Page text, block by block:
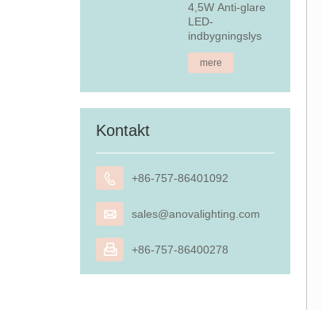
4,5W Anti-glare
LED-
indbygningslys
mere
Kontakt
 +86-757-86401092
 sales@anovalighting.com
 +86-757-86400278